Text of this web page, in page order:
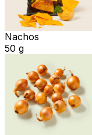
Nachos
50 g